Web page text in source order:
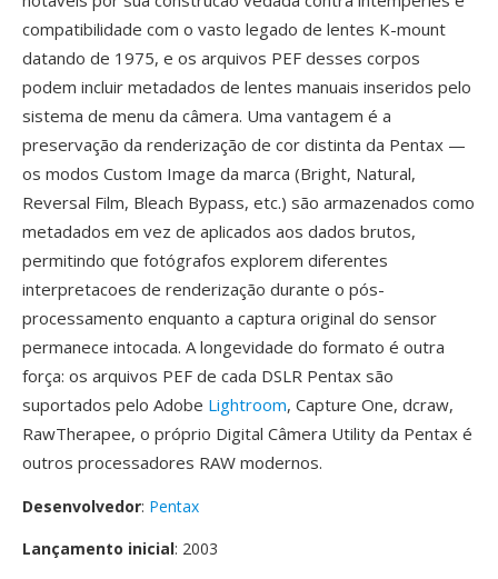
compatibilidade com o vasto legado de lentes K-mount
datando de 1975, e os arquivos PEF desses corpos
podem incluir metadados de lentes manuais inseridos pelo
sistema de menu da câmera. Uma vantagem é a
preservação da renderização de cor distinta da Pentax —
os modos Custom Image da marca (Bright, Natural,
Reversal Film, Bleach Bypass, etc.) são armazenados como
metadados em vez de aplicados aos dados brutos,
permitindo que fotógrafos explorem diferentes
interpretacoes de renderização durante o pós-
processamento enquanto a captura original do sensor
permanece intocada. A longevidade do formato é outra
força: os arquivos PEF de cada DSLR Pentax são
suportados pelo Adobe Lightroom, Capture One, dcraw,
RawTherapee, o próprio Digital Câmera Utility da Pentax é
outros processadores RAW modernos.
Desenvolvedor: Pentax
Lançamento inicial: 2003